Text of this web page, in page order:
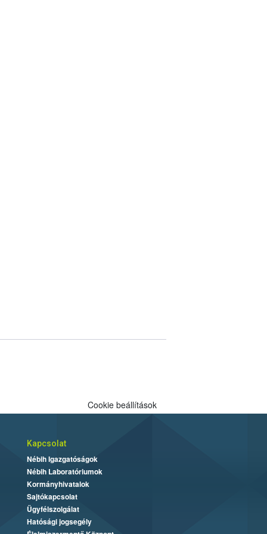
Cookie beállítások
Kapcsolat
Nébih Igazgatóságok
Nébih Laboratóriumok
Kormányhivatalok
Sajtókapcsolat
Ügyfélszolgálat
Hatósági jogsegély